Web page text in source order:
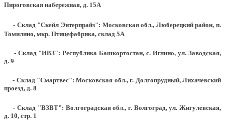
Пироговская набережная, д. 15А
- Склад "Скейл Энтерпрайз": Московская обл., Люберецкий район, п.
Томилино, мкр. Птицефабрика, склад 5А
- Склад "ИВЗ": Республика Башкортостан, с. Иглино, ул. Заводская,
д. 9
- Склад "Смартвес":Московская обл., г. Долгопрудный, Лихачевский
проезд, д. 8
- Склад "ВЗВТ": Волгоградская обл., г. Волгоград, ул. Жигулевская,
д. 10, стр. 1